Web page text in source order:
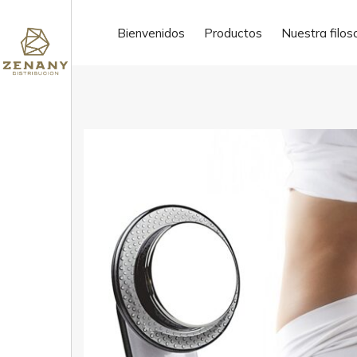
Bienvenidos Productos Nuestra
ofertas de trabajo